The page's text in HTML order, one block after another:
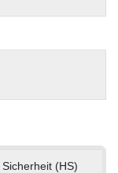
(HS)